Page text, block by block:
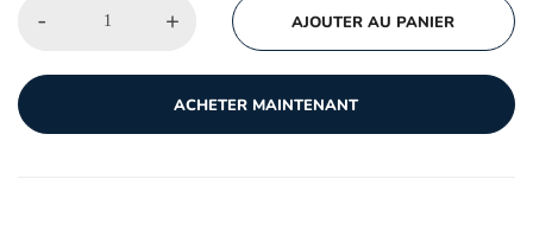
- + AJOUTER AU PANIER
ACHETER MAINTENANT